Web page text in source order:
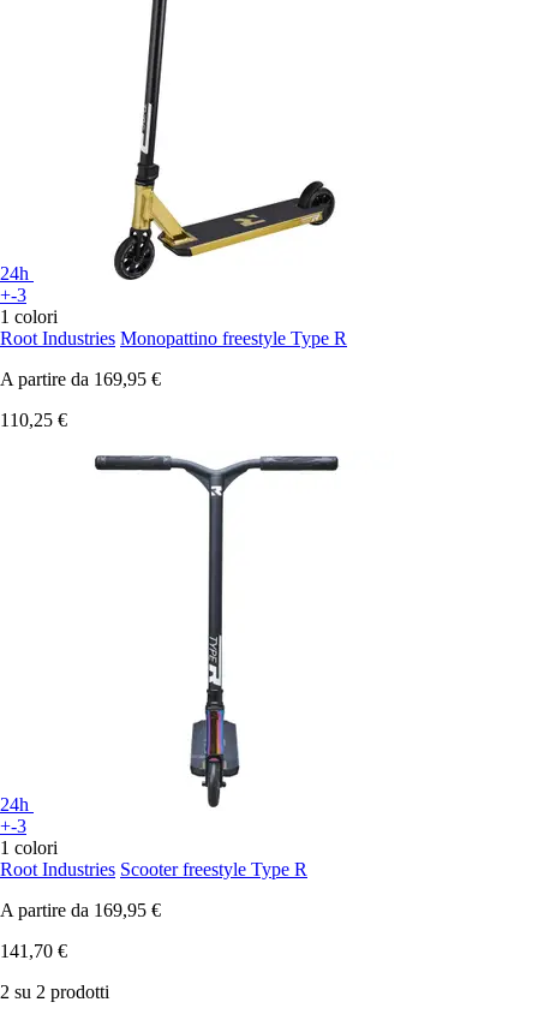
24h
+-3
1 colori
Root Industries Monopattino freestyle Type R
A partire da 169,95 €
110,25 €
24h
+-3
1 colori
Root Industries Scooter freestyle Type R
A partire da 169,95 €
141,70 €
2 su 2 prodotti